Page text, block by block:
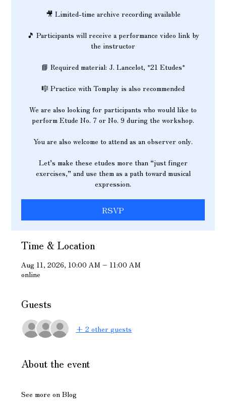
🎥 Limited-time archive recording available
🎵 Participants will receive a performance video link by
the instructor
📘 Required material: J. Lancelot, *21 Etudes*
🎼 Practice with Tomplay is also recommended
We are also looking for participants who would like to
perform Etude No. 7 or No. 9 during the workshop.
You are also welcome to attend as an observer only.
Let’s make these etudes more than “just finger
exercises,” and use them as a path toward musical
expression.
RSVP
Time & Location
Aug 11, 2026, 10:00 AM – 11:00 AM
online
Guests
+ 2 other guests
About the event
See more on Blog